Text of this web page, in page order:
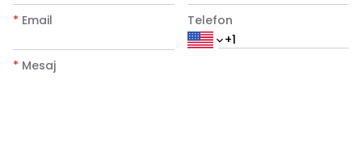
* Email Telefon
* Mesaj